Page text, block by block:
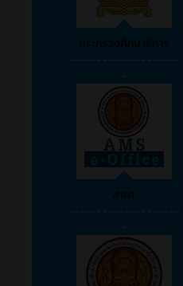
กระทรวงศึกษาธิการ
--------------------
-
สอศ.
--------------------
-